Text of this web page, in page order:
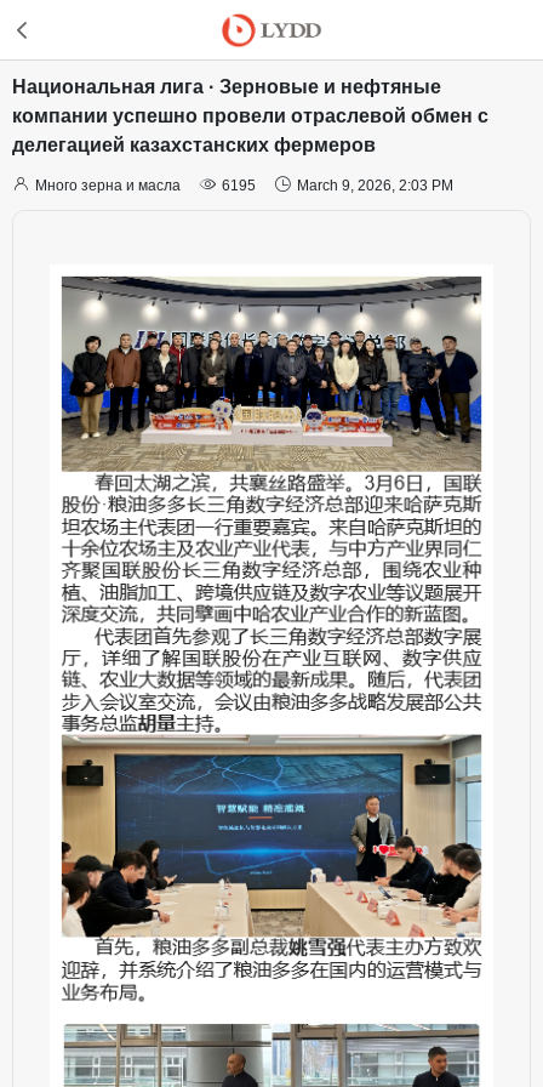
Национальная лига · Зерновые и нефтяные
компании успешно провели отраслевой обмен с
делегацией казахстанских фермеров
 Много зерна и масла  6195  March 9, 2026, 2:03 PM